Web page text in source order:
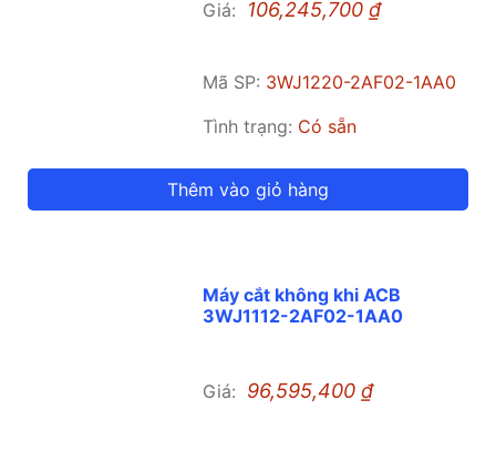
Giá: 106,245,700₫
Mã SP: 3WJ1220-2AF02-1AA0
Tình trạng: Có sẵn
Thêm vào giỏ hàng
Máy cắt không khi ACB
3WJ1112-2AF02-1AA0
Giá: 96,595,400₫